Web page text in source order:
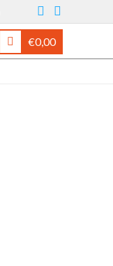
€0,00